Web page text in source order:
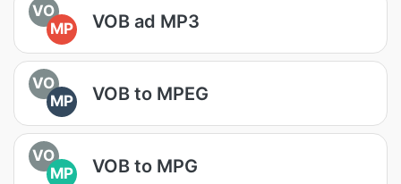
VO
MP
VOB ad MP3
VO
MP
VOB to MPEG
VO
MP
VOB to MPG